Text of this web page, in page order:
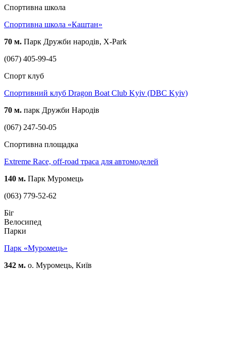
Спортивна школа
Спортивна школа «Каштан»
70 м. Парк Дружби народів, X-Park
(067) 405-99-45
Спорт клуб
Спортивний клуб Dragon Boat Club Kyiv (DBC Kyiv)
70 м. парк Дружби Народів
(067) 247-50-05
Спортивна площадка
Extreme Race, off-road траса для автомоделей
140 м. Парк Муромець
(063) 779-52-62
Біг
Велосипед
Парки
Парк «Муромець»
342 м. о. Муромець, Київ